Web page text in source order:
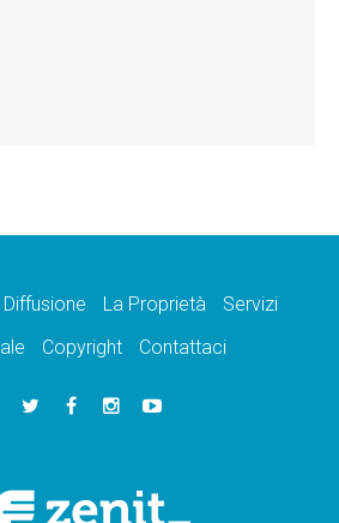
Diffusione La Proprietà
Servizi
Copyright Contattaci